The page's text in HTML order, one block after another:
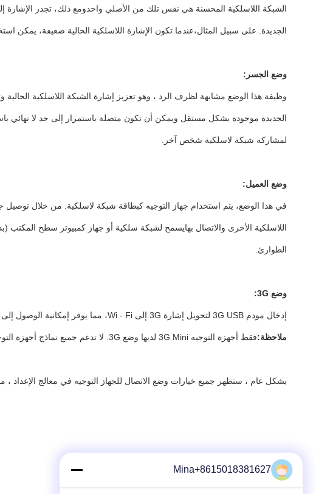
الشبكة اللاسلكية المحسنة هي نفس تلك من الأصلي واحدومع ذلك، تجدر الإشارة
الجديدة. على سبيل المثال،عندما تكون الإشارة اللاسلكية الحالية ضعيفة، يمكن
وضع الجسر:
الجديدة موجودة بشكل مستقل ويمكن أن تكون متصلة باستمرار إلى حد لا نهائي
لمشاركة شبكة لاسلكية شخص آخر.
وضع العميل:
في هذا الوضع، يتم استخدام جهاز التوجيه كبطاقة شبكة لاسلكية. من خلال توصيل
اللاسلكية الأخرى والاتصال بهايسمح لشبكة سلكية أو جهاز كمبيوتر سطح
الطوارئ.
وضع 3G:
إدخال مودم 3G USB لتحويل إشارة 3G إلى Wi - Fi، مما يوفر إمكانية الوصول إلى الإنترنت للهواتف المحمولة وأجهزة الكمبيوتر المحمولة.
ملاحظة:فقط أجهزة التوجيه 3G Mini لديها وضع 3G. لا تدعم جميع نماذج أجهزة التوجيه هذا الوضع. فهي مناسبة للاستخدام في بيئات مثل الرحلات التجارية والسفر والخارج والمكاتب المتنقلة.
بشكل عام ، ستظهر جميع خيارات وضع الاتصال للجهاز التوجيه في معالج الإعداد ،
Mina+8615018381627